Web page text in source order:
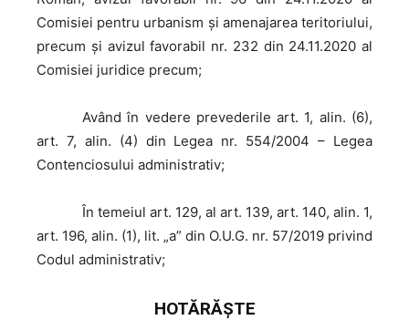
Comisiei pentru urbanism și amenajarea teritoriului,
precum și avizul favorabil nr. 232 din 24.11.2020 al
Comisiei juridice precum;
Având în vedere prevederile art. 1, alin. (6),
art. 7, alin. (4) din Legea nr. 554/2004 – Legea
Contenciosului administrativ;
În temeiul art. 129, al art. 139, art. 140, alin. 1,
art. 196, alin. (1), lit. „a” din O.U.G. nr. 57/2019 privind
Codul administrativ;
HOTĂRĂŞTE